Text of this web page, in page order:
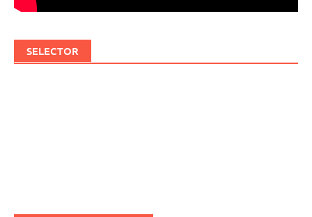
SELECTOR